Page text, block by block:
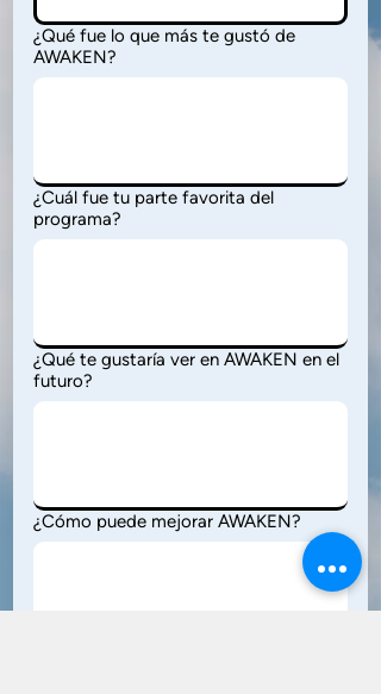
¿Qué fue lo que más te gustó de
AWAKEN?
¿Cuál fue tu parte favorita del
programa?
¿Qué te gustaría ver en AWAKEN en el
futuro?
¿Cómo puede mejorar AWAKEN?